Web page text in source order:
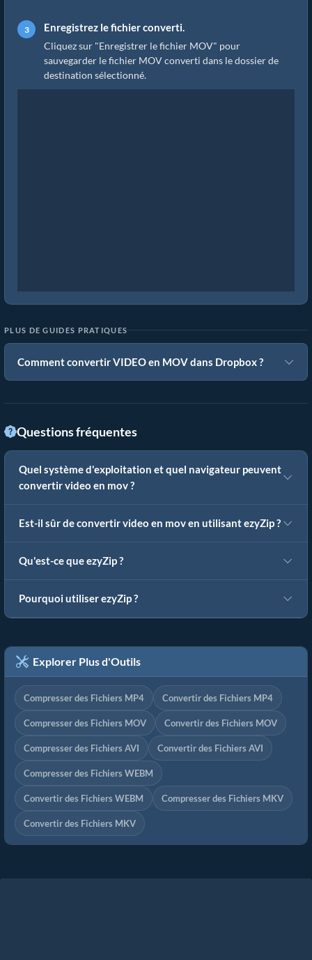
Enregistrez le fichier converti.
Cliquez sur "Enregistrer le fichier MOV" pour
sauvegarder le fichier MOV converti dans le dossier de
destination sélectionné.
PLUS DE GUIDES PRATIQUES
Comment convertir VIDEO en MOV dans Dropbox ?
Questions fréquentes
Quel système d'exploitation et quel navigateur peuvent
convertir video en mov ?
Est-il sûr de convertir video en mov en utilisant ezyZip ?
Qu'est-ce que ezyZip ?
Pourquoi utiliser ezyZip ?
Explorer Plus d'Outils
Compresser des Fichiers MP4 Convertir des Fichiers MP4
Compresser des Fichiers MOV Convertir des Fichiers MOV
Compresser des Fichiers AVI Convertir des Fichiers AVI
Compresser des Fichiers WEBM
Convertir des Fichiers WEBM Compresser des Fichiers MKV
Convertir des Fichiers MKV